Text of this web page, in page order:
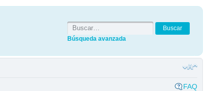
Búsqueda avanzada
FAQ